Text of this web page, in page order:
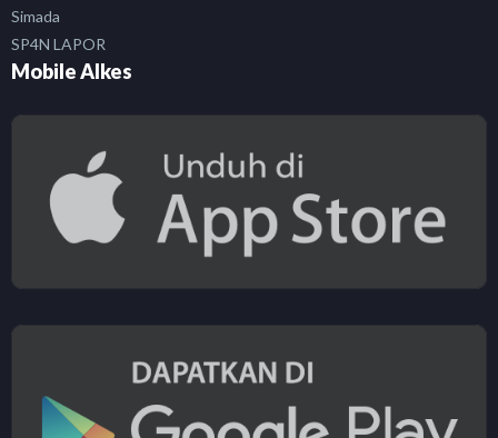
Simada
SP4N LAPOR
Mobile Alkes